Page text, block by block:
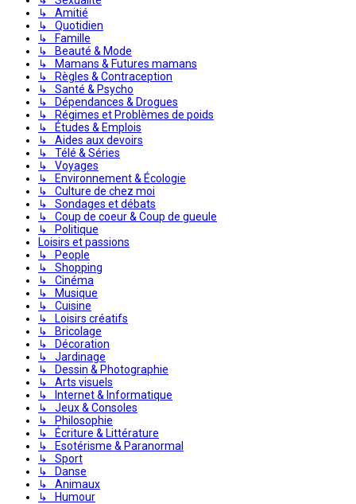
↳ Amitié
↳ Quotidien
↳ Famille
↳ Beauté & Mode
↳ Mamans & Futures mamans
↳ Règles & Contraception
↳ Santé & Psycho
↳ Dépendances & Drogues
↳ Régimes et Problèmes de poids
↳ Études & Emplois
↳ Aides aux devoirs
↳ Télé & Séries
↳ Voyages
↳ Environnement & Écologie
↳ Culture de chez moi
↳ Sondages et débats
↳ Coup de coeur & Coup de gueule
↳ Politique
Loisirs et passions
↳ People
↳ Shopping
↳ Cinéma
↳ Musique
↳ Cuisine
↳ Loisirs créatifs
↳ Bricolage
↳ Décoration
↳ Jardinage
↳ Dessin & Photographie
↳ Arts visuels
↳ Internet & Informatique
↳ Jeux & Consoles
↳ Philosophie
↳ Écriture & Littérature
↳ Esotérisme & Paranormal
↳ Sport
↳ Danse
↳ Animaux
↳ Humour